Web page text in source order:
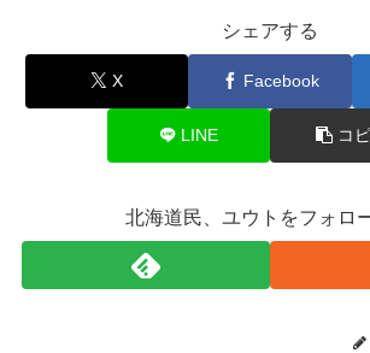
シェアする
X Facebook
LINE コ
北海道民、ユウトをフォロ